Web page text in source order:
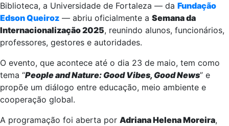
Biblioteca, a Universidade de Fortaleza — da Fundação
Edson Queiroz — abriu oficialmente a Semana da
Internacionalização 2025, reunindo alunos, funcionários,
professores, gestores e autoridades.
O evento, que acontece até o dia 23 de maio, tem como
tema “People and Nature: Good Vibes, Good News” e
propõe um diálogo entre educação, meio ambiente e
cooperação global.
A programação foi aberta por Adriana Helena Moreira,